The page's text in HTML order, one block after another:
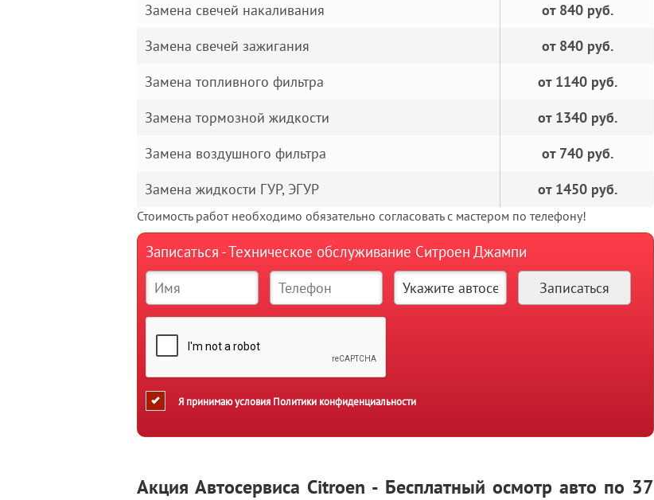
Замена свечей накаливания
от 840 руб.
Замена свечей зажигания
от 840 руб.
Замена топливного фильтра
от 1140 руб.
Замена тормозной жидкости
от 1340 руб.
Замена воздушного фильтра
от 740 руб.
Замена жидкости ГУР, ЭГУР
от 1450 руб.
Стоимость работ необходимо обязательно согласовать с мастером по телефону!
Записаться - Техническое обслуживание Ситроен Джампи
Я принимаю условия Политики конфиденциальности
Акция Автосервиса Citroen - Бесплатный осмотр авто по 37